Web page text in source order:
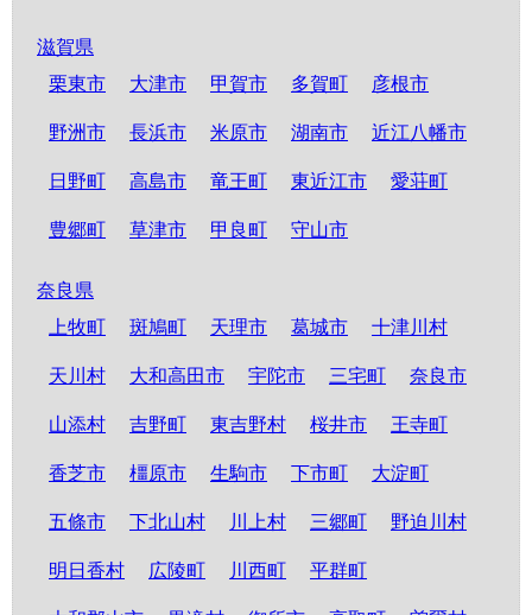
滋賀県
栗東市
大津市 甲賀市 多賀町 彦根市
野洲市 長浜市 米原市 湖南市 近江八幡市
日野町 高島市 竜王町 東近江市 愛荘町
豊郷町 草津市 甲良町 守山市
奈良県
上牧町
斑鳩町 天理市 葛城市 十津川村
天川村 大和高田市 宇陀市 三宅町 奈良市
山添村 吉野町 東吉野村 桜井市 王寺町
香芝市 橿原市 生駒市 下市町 大淀町
五條市 下北山村 川上村 三郷町 野迫川村
明日香村 広陵町 川西町 平群町